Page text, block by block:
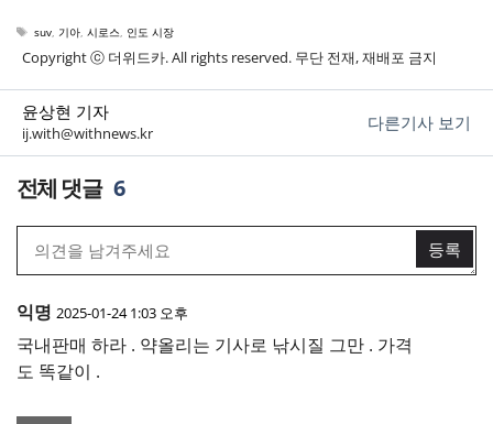
태
suv 기아 시로스 인도 시장
Copyright ⓒ 더위드카. All rights reserved. 무단 전재, 재배포 금지
윤상현 기자
ij.with@withnews.kr
다른기사 보기
6
익명 2025-01-24 1:03 오후
국내판매 하라 . 약올리는 기사로 낚시질 그만 . 가격
도 똑같이 .